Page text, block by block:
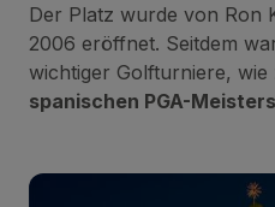
Der Platz wurde von Ron
2006 eröffnet. Seitdem
wichtiger Golfturniere, wie
spanischen PGA-